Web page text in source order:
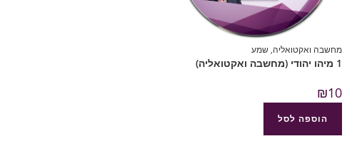
מחשבה ואקטואליה, שמע
1 מיהו יהודי (מחשבה ואקטואליה)
₪10
הוספה לסל